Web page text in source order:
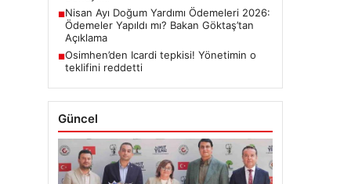
■Nisan Ayı Doğum Yardımı Ödemeleri 2026:
Ödemeler Yapıldı mı? Bakan Göktaş’tan
Açıklama
■Osimhen’den Icardi tepkisi! Yönetimin o
teklifini reddetti
Güncel